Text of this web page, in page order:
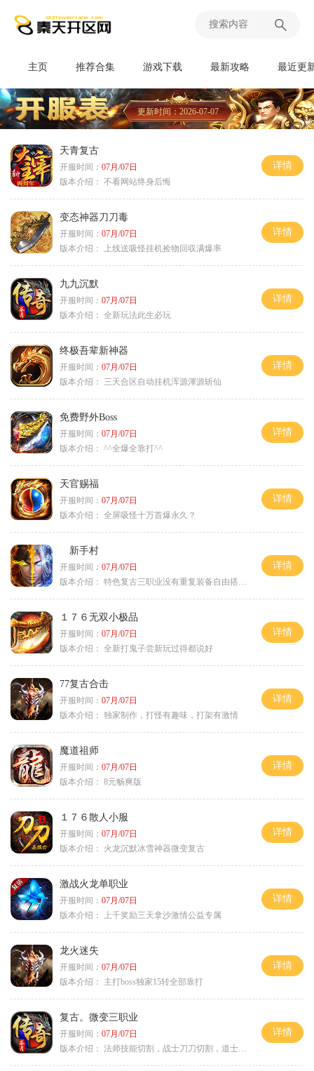
主页 推荐合集 游戏下载 最新攻略 最近更
更新时间：2026-07-07
天青复古
开服时间： 07月/07日
版本介绍： 不看网站终身后悔
详情
变态神器刀刀毒
开服时间： 07月/07日
版本介绍：
上线送吸怪挂机捡物回収满爆率
详情
九九沉默
开服时间： 07月/07日
版本介绍： 全新玩法此生必玩
详情
终极吾辈新神器
开服时间： 07月/07日
版本介绍：
三天合区自动挂机浑源渾源斩仙
详情
免费野外Boss
开服时间： 07月/07日
版本介绍： ^^全爆全靠打^^
详情
天官赐福
开服时间： 07月/07日
版本介绍： 全屏吸怪十万首爆永久？
详情
新手村
开服时间： 07月/07日
版本介绍： 特色复古三职业没有重复装备自由搭配私
详情
１７６无双小极品
开服时间： 07月/07日
版本介绍： 全新打鬼子尝新玩过得都说好
详情
77复古合击
开服时间： 07月/07日
版本介绍： 独家制作，打怪有趣味，打架有激情
详情
魔道祖师
开服时间： 07月/07日
版本介绍： 8元畅爽版
详情
１７６散人小服
开服时间： 07月/07日
版本介绍：
火龙沉默冰雪神器微变复古
详情
激战火龙单职业
开服时间： 07月/07日
版本介绍：
上千奖励三天拿沙激情公益专属
详情
龙火迷失
开服时间： 07月/07日
版本介绍：
主打boss独家15转全部靠打
详情
复古。微变三职业
开服时间： 07月/07日
版本介绍： 法师技能切割，战士刀刀切割，道士宠物秒怪
详情